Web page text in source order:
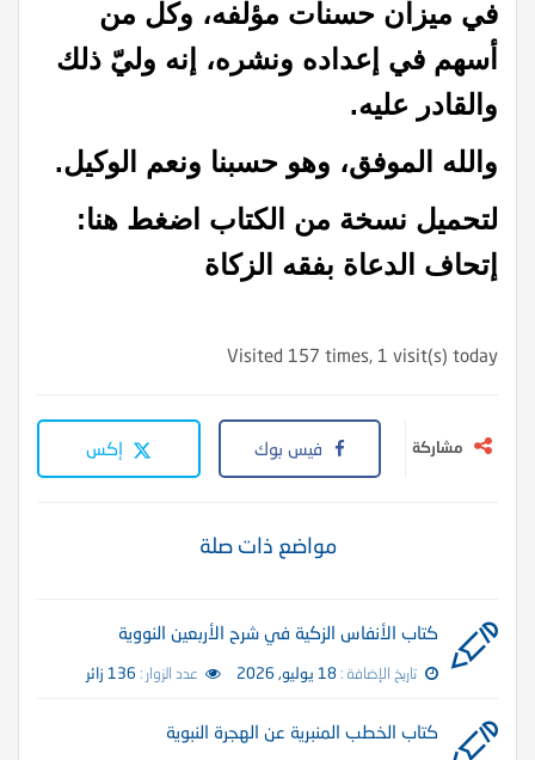
في ميزان حسنات مؤلفه، وكل من
أسهم في إعداده ونشره، إنه وليّ ذلك
والقادر عليه.
والله الموفق، وهو حسبنا ونعم الوكيل.
لتحميل نسخة من الكتاب اضغط هنا:
إتحاف الدعاة بفقه الزكاة
Visited 157 times, 1 visit(s) today
مشاركة فيس بوك إكس
مواضع ذات صلة
كتاب الأنفاس الزكية في شرح الأربعين النووية
تاريخ الإضافة :18 يوليو, 2026 عدد الزوار : 136 زائر
كتاب الخطب المنبرية عن الهجرة النبوية